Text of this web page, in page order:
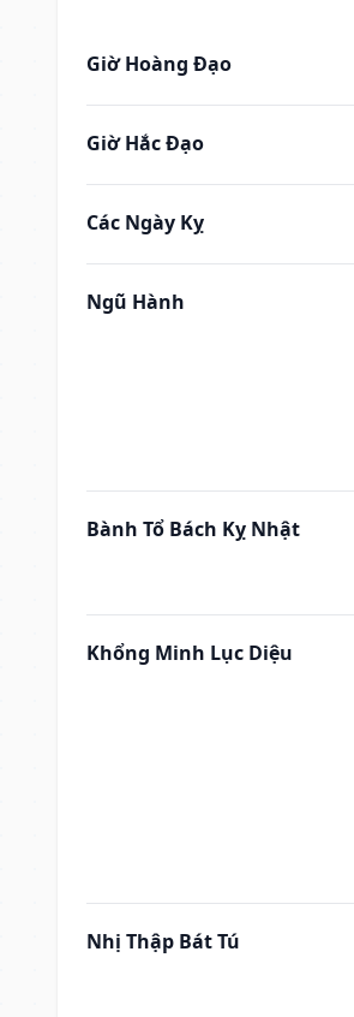
Giờ Hoàng Đạo
Giờ Hắc Đạo
Các Ngày Kỵ
Ngũ Hành
Bành Tổ Bách Kỵ Nhật
Khổng Minh Lục Diệu
Nhị Thập Bát Tú